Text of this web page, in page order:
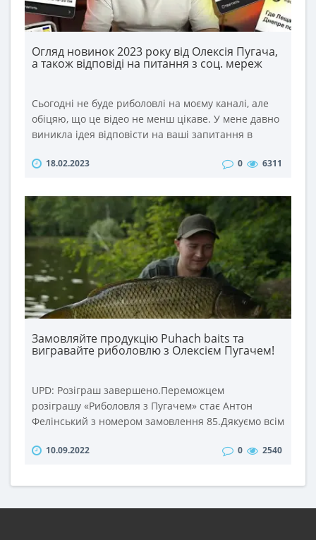
Огляд новинок 2023 року від Олексія Пугача,
а також відповіді на питання з соц. мереж
Сьогодні не буде риболовлі на моєму каналі, але
обіцяю, що це відео не менш цікаве. У мене давно
виникла ідея відповісти на ваші запитання в
дуже багато під кожним відео та в соц. мережах.
відео. ..
18.02.2023 0 6311
Замовляйте продукцію Puhach baits та
вигравайте риболовлю з Олексієм Пугачем!
UPD: Розіграш завершено.Переможцем
розіграшу «Риболовля з Пугачем» стає Антон
Фелінський з номером замовлення 85.Дякуємо всім
Правила участі в розіграші: 1. Зробіть замовлення
грн. з 4 до 18 вересня 2022 року. 2. При
10.09.2022 0 2540